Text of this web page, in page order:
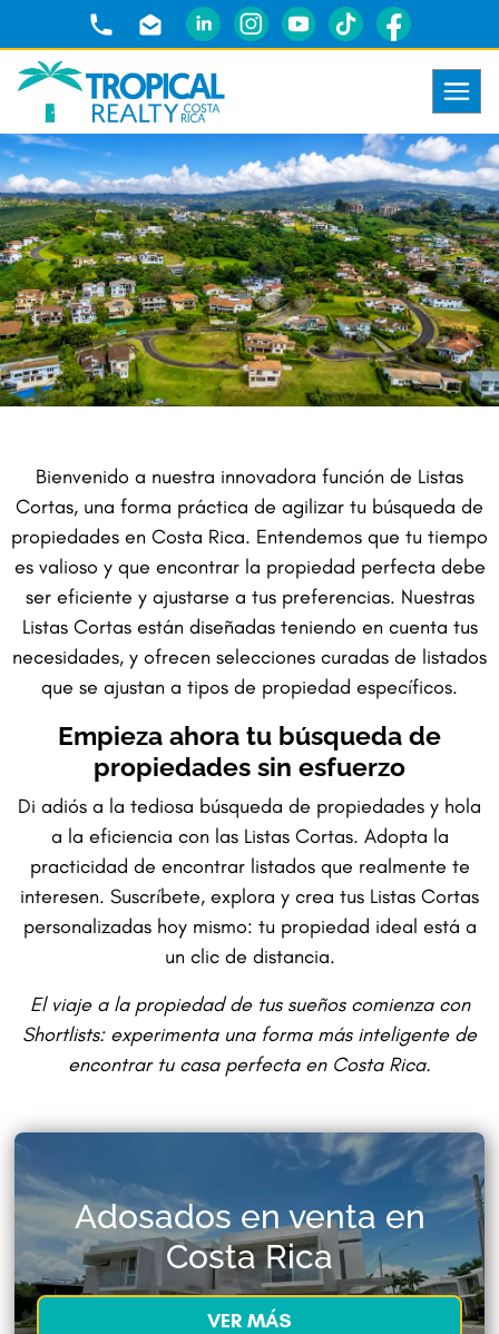
Bienvenido a nuestra innovadora función de Listas
Cortas, una forma práctica de agilizar tu búsqueda de
propiedades en Costa Rica. Entendemos que tu tiempo
es valioso y que encontrar la propiedad perfecta debe
ser eficiente y ajustarse a tus preferencias. Nuestras
Listas Cortas están diseñadas teniendo en cuenta tus
necesidades, y ofrecen selecciones curadas de listados
que se ajustan a tipos de propiedad específicos.
Empieza ahora tu búsqueda de
propiedades sin esfuerzo
Di adiós a la tediosa búsqueda de propiedades y hola
a la eficiencia con las Listas Cortas. Adopta la
practicidad de encontrar listados que realmente te
interesen. Suscríbete, explora y crea tus Listas Cortas
personalizadas hoy mismo: tu propiedad ideal está a
un clic de distancia.
El viaje a la propiedad de tus sueños comienza con
Shortlists: experimenta una forma más inteligente de
encontrar tu casa perfecta en Costa Rica.
Adosados en venta en
Costa Rica
VER MÁS